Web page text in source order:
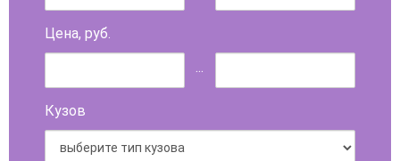
Цена, руб.
...
Кузов